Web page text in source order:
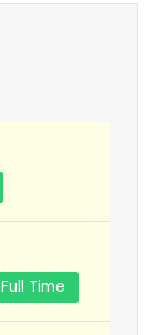
Full Time